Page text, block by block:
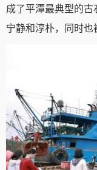
成了平潭最典型的
宁静和淳朴，同时也